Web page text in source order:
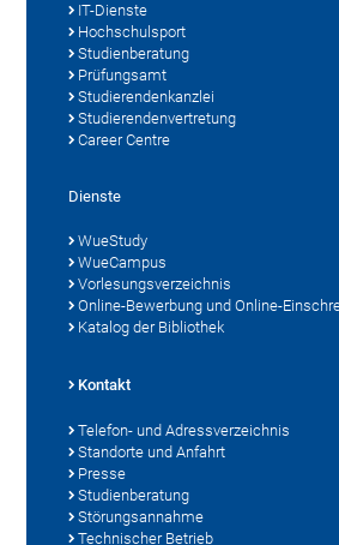
IT-Dienste
Hochschulsport
Studienberatung
Prüfungsamt
Studierendenkanzlei
Studierendenvertretung
Career Centre
Dienste
WueStudy
WueCampus
Vorlesungsverzeichnis
Online-Bewerbung und Online-
Katalog der Bibliothek
Kontakt
Telefon- und Adressverzeichnis
Standorte und Anfahrt
Presse
Studienberatung
Störungsannahme
Technischer Betrieb